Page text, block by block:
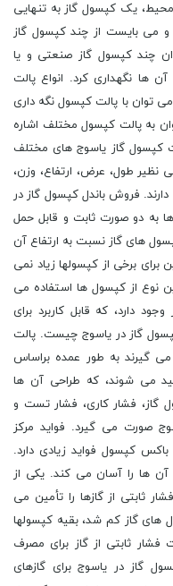
یک کپسول گاز به تنهایی
و می بایست از چند کپسول گاز
چند کپسول گاز صنعتی و یا
آن ها نگهداری کرد. انواع پالت
توان با پالت کپسول نگه داری
به پالت کپسول مختلف اشاره
کپسول گاز یاسوج های مختلف
طول، عرض، ارتفاع، وزن،
فروش باندل کپسول گاز در
به دو صورت ثابت و قابل حمل
های گاز نسبت به ارتفاع آن
برخی از کپسولها زیاد نمی
نوع از کپسول ها استفاده می
دارد، که قابل کاربرد برای
گاز در یاسوج چیست. پالت
می گیرند به طور عمده براساس
می شوند، که طراحی آن ها
گاز، فشار کاری، فشار تست و
صورت می گیرد. فواید مرکز
کپسول فواید زیادی دارد.
آن ها را آسان می کند. یکی از
ثابتی از گازها را تأمین می
های گاز کم شد، بقیه کپسولها
فشار ثابتی از گاز برای مصرف
گاز در یاسوج برای گازهای